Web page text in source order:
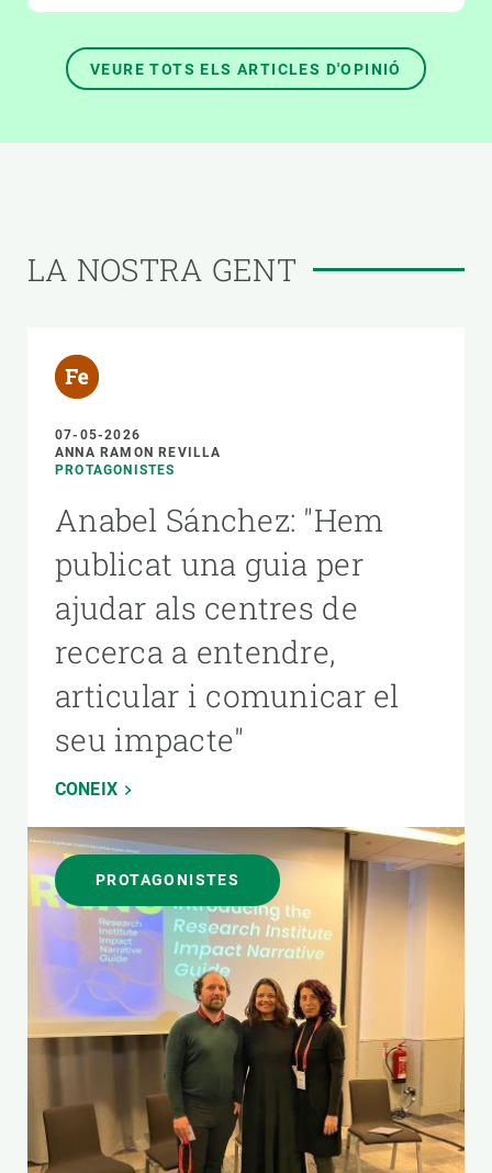
VEURE TOTS ELS ARTICLES D'OPINIÓ
LA NOSTRA GENT
07-05-2026
ANNA RAMON REVILLA
PROTAGONISTES
Anabel Sánchez: "Hem
publicat una guia per
ajudar als centres de
recerca a entendre,
articular i comunicar el
seu impacte"
CONEIX
PROTAGONISTES